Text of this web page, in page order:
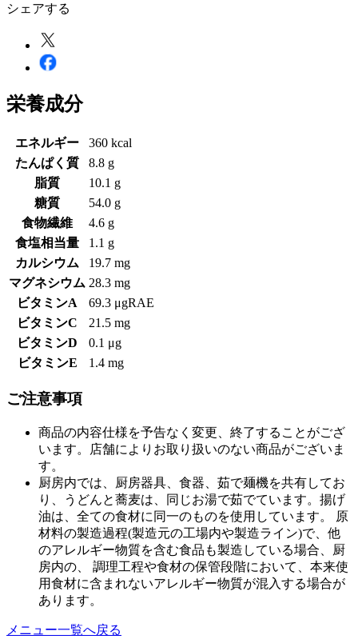
シェアする
栄養成分
エネルギー
360 kcal
たんぱく質
8.8 g
脂質
10.1 g
糖質
54.0 g
食物繊維
4.6 g
食塩相当量
1.1 g
カルシウム
19.7 mg
マグネシウム 28.3 mg
ビタミンA
69.3 μgRAE
ビタミンC
21.5 mg
ビタミンD
0.1 μg
ビタミンE
1.4 mg
ご注意事項
商品の内容仕様を予告なく変更、終了することがござ
います。店舗によりお取り扱いのない商品がございま
す。
厨房内では、厨房器具、食器、茹で麺機を共有してお
り、うどんと蕎麦は、同じお湯で茹でています。揚げ
油は、全ての食材に同一のものを使用しています。 原
材料の製造過程(製造元の工場内や製造ライン)で、他
のアレルギー物質を含む食品も製造している場合、厨
房内の、 調理工程や食材の保管段階において、本来使
用食材に含まれないアレルギー物質が混入する場合が
あります。
メニュー一覧へ戻る